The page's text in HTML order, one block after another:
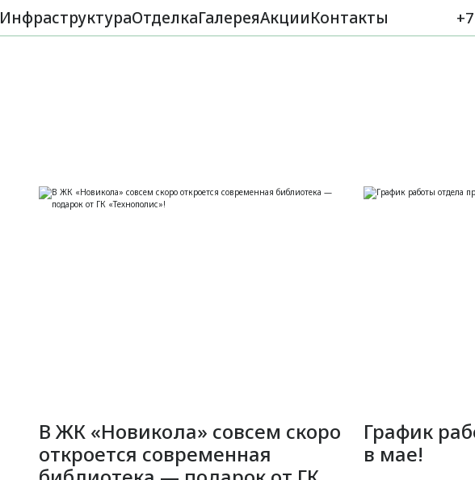
ИнфраструктураОтделкаГалереяАкцииКонтакты
В ЖК «Новикола» совсем скоро
откроется современная
График
в мае!